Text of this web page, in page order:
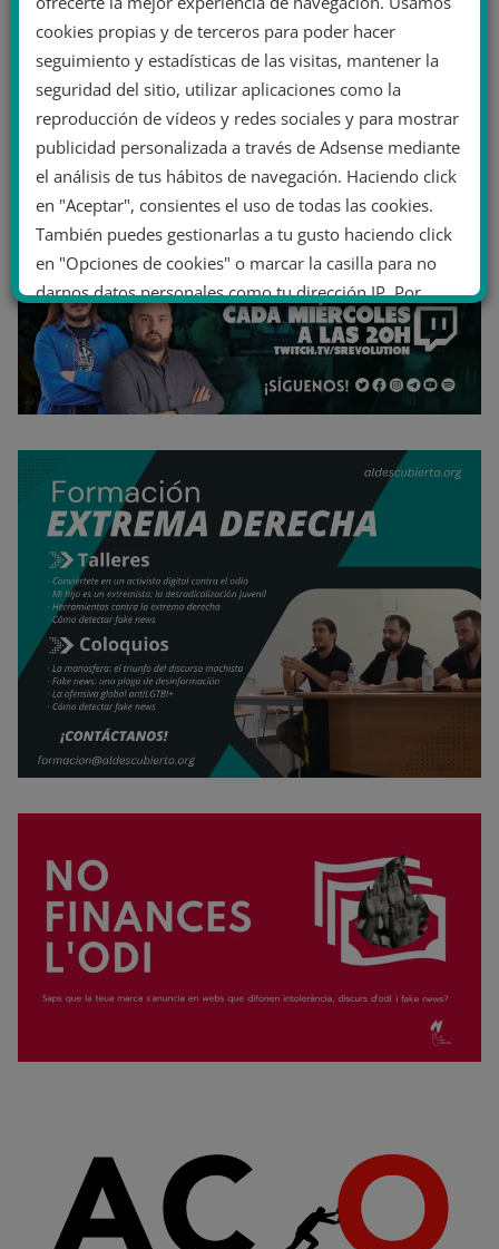
cookies propias y de terceros para poder hacer
seguimiento y estadísticas de las visitas, mantener la
seguridad del sitio, utilizar aplicaciones como la
reproducción de vídeos y redes sociales y para mostrar
publicidad personalizada a través de Adsense mediante
el análisis de tus hábitos de navegación. Haciendo click
en "Aceptar", consientes el uso de todas las cookies.
También puedes gestionarlas a tu gusto haciendo click
en "Opciones de cookies" o marcar la casilla para no
darnos datos personales como tu dirección IP. Por
último, puedes leer nuestra Política de cookies.
No dar mi información personal
Opciones de cookies Aceptar cookies
Rechazar cookies Política de cookies